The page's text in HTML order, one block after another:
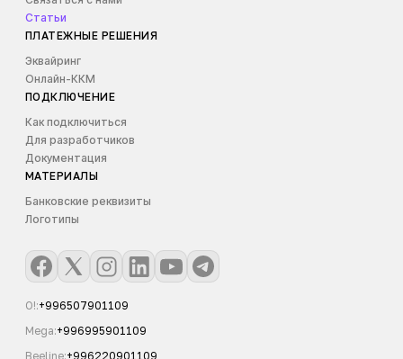
Статьи
ПЛАТЕЖНЫЕ РЕШЕНИЯ
Эквайринг
Онлайн-ККМ
ПОДКЛЮЧЕНИЕ
Как подключиться
Для разработчиков
Документация
МАТЕРИАЛЫ
Банковские реквизиты
Логотипы
O!:+996507901109
Mega:+996995901109
Beeline:+996220901109